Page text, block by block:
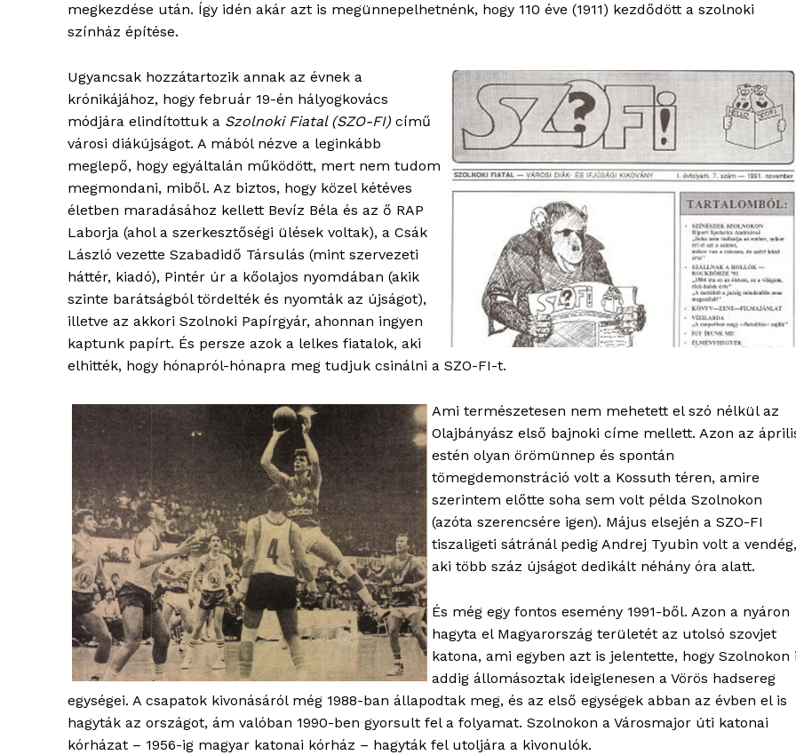
blogSZOLNOK
szubjektív
élményportál
ELŐFIZETÉS
Hasznos
bSZ fiók
Kapcsolat
Adatkezelési tájékoztató
Hirdetés
megkezdése után. Így idén akár azt is megünnepelhetnénk, hogy 110 éve (1911) kezdődött a szolnoki
színház építése.
Ugyancsak hozzátartozik annak az évnek a
krónikájához, hogy február 19-én hályogkovács
módjára elindítottuk a Szolnoki Fiatal (SZO-FI) című
városi diákújságot. A mából nézve a leginkább
meglepő, hogy egyáltalán működött, mert nem tudom
megmondani, miből. Az biztos, hogy közel kétéves
életben maradásához kellett Bevíz Béla és az ő RAP
Laborja (ahol a szerkesztőségi ülések voltak), a Csák
László vezette Szabadidő Társulás (mint szervezeti
háttér, kiadó), Pintér úr a kőolajos nyomdában (akik
szinte barátságból tördelték és nyomták az újságot),
illetve az akkori Szolnoki Papírgyár, ahonnan ingyen
kaptunk papírt. És persze azok a lelkes fiatalok, aki
elhitték, hogy hónapról-hónapra meg tudjuk csinálni a SZO-FI-t.
Ami természetesen nem mehetett el szó nélkül az
Olajbányász első bajnoki címe mellett. Azon az
estén olyan örömünnep és spontán
tömegdemonstráció volt a Kossuth téren, amire
szerintem előtte soha sem volt példa Szolnokon
(azóta szerencsére igen). Május elsején a SZO-FI
tiszaligeti sátránál pedig Andrej Tyubin volt a vendég,
aki több száz újságot dedikált néhány óra alatt.
És még egy fontos esemény 1991-ből. Azon a nyáron
hagyta el Magyarország területét az utolsó szovjet
katona, ami egyben azt is jelentette, hogy Szolnokon
addig állomásoztak ideiglenesen a Vörös hadsereg
egységei. A csapatok kivonásáról még 1988-ban állapodtak meg, és az első egységek abban az évben el is
hagyták az országot, ám valóban 1990-ben gyorsult fel a folyamat. Szolnokon a Városmajor úti katonai
kórházat – 1956-ig magyar katonai kórház – hagyták fel utoljára a kivonulók.